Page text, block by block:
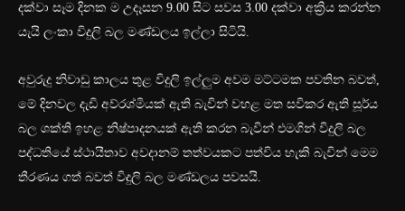
දක්වා සෑම දිනක ම උදෑසන 9.00 සිට සවස 3.00 දක්වා අක්‍රිය කරන්න
යැයි ලංකා විදුලි බල මණ්ඩලය ඉල්ලා සිටියි.
අවුරුදු නිවාඩු කාලය තුළ විදුලි ඉල්ලුම අවම මට්ටමක පවතින බවත්,
මේ දිනවල දැඩි අව්රශ්මියක් ඇති බැවින් වහළ මත සවිකර ඇති සූර්ය
බල ශක්ති ඉහළ නිෂ්පාදනයක් ඇති කරන බැවින් එමගින් විදුලි බල
පද්ධතියේ ස්ථායීතාව අවදානම් තත්වයකට පත්විය හැකි බැවින් මෙම
තීරණය ගත් බවත් විදුලි බල මණ්ඩලය පවසයි.